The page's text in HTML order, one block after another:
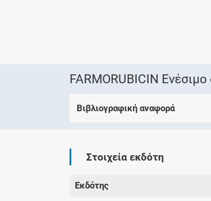
FARMORUBICIN
Βιβλιογραφική αναφορά
Στοιχεία εκδότη
Εκδότης